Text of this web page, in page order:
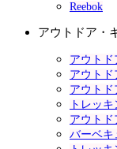
Reebok
アウトドア・
アウト
アウトド
アウトド
トレッ
アウトド
バーベキ